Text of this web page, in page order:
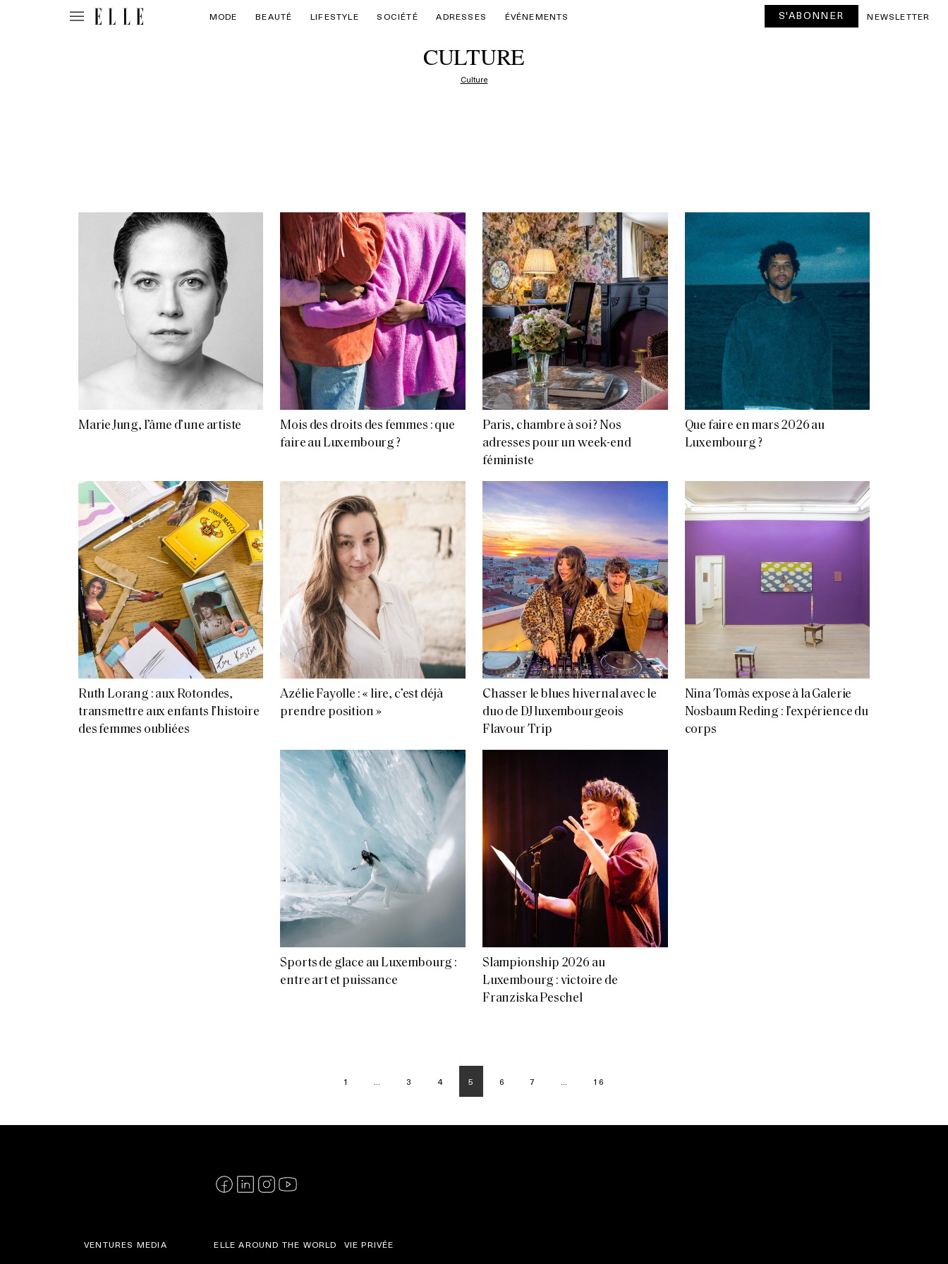
MODE BEAUTÉ LIFESTYLE SOCIÉTÉ ADRESSES ÉVÉNEMENTS S'ABONNER NEWSLETTER
CULTURE
Culture
Marie Jung, l’âme d’une artiste
Mois des droits des femmes : que
faire au Luxembourg ?
Paris, chambre à soi ? Nos
adresses pour un week-end
féministe
Que faire en mars 2026 au
Luxembourg ?
Ruth Lorang : aux Rotondes,
transmettre aux enfants l’histoire
des femmes oubliées
Azélie Fayolle : « lire, c’est déjà
prendre position »
Chasser le blues hivernal avec le
duo de DJ luxembourgeois
Flavour Trip
Nina Tomàs expose à la Galerie
Nosbaum Reding : l’expérience du
corps
Sports de glace au Luxembourg :
entre art et puissance
Slampionship 2026 au
Luxembourg : victoire de
Franziska Peschel
1 … 3 4 5 6 7 … 16
VENTURES MEDIA ELLE AROUND THE WORLD VIE PRIVÉE